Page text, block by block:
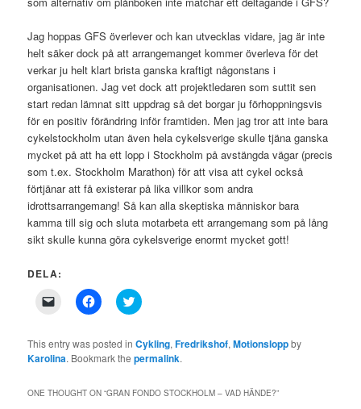
Jag hoppas GFS överlever och kan utvecklas vidare, jag är inte
helt säker dock på att arrangemanget kommer överleva för det
verkar ju helt klart brista ganska kraftigt någonstans i
organisationen. Jag vet dock att projektledaren som suttit sen
start redan lämnat sitt uppdrag så det borgar ju förhoppningsvis
för en positiv förändring inför framtiden. Men jag tror att inte bara
cykelstockholm utan även hela cykelsverige skulle tjäna ganska
mycket på att ha ett lopp i Stockholm på avstängda vägar (precis
som t.ex. Stockholm Marathon) för att visa att cykel också
förtjänar att få existerar på lika villkor som andra
idrottsarrangemang! Så kan alla skeptiska människor bara
kamma till sig och sluta motarbeta ett arrangemang som på lång
sikt skulle kunna göra cykelsverige enormt mycket gott!
DELA:
Click
link
to
a
in
Click
to
Facebook
(Opens
in
Click
to
Twitter
(Opens
in
This entry was posted inCykling,Fredrikshof,Motionsloppby
Karolina. Bookmark thepermalink.
ONE THOUGHT ON “GRAN FONDO STOCKHOLM – VAD HÄNDE?”